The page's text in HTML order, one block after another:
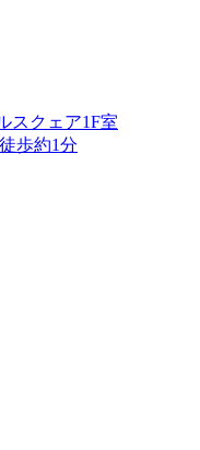
スクェア1F室
歩約1分